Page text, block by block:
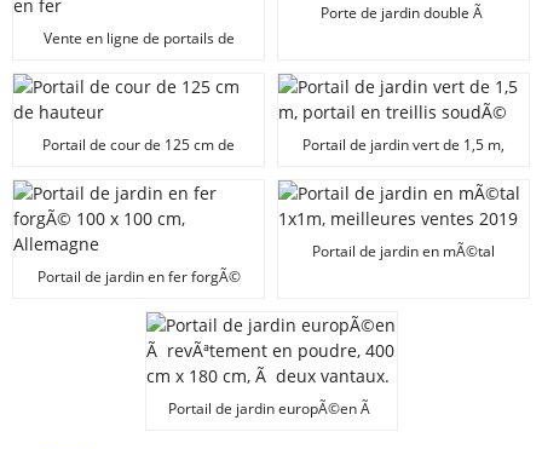
Vente en ligne de portails de
d'Allemagne, 100 x 125 cm, tubes
ronds, portail en fer
Porte de jardin double Ã
Portail de cour de 125 cm de
Portail de jardin vert de 1,5 m,
Portail de jardin en fer forgÃ©
Portail de jardin en mÃ©tal
Portail de jardin europÃ©en Ã